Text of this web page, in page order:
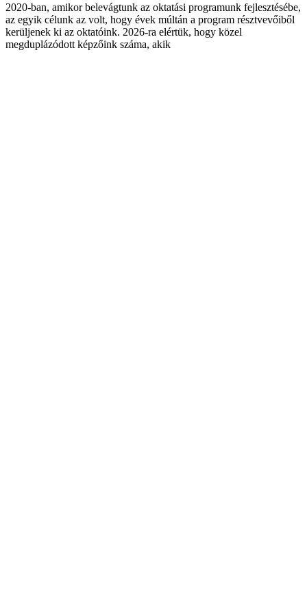
2020-ban, amikor belevágtunk az oktatási programunk fejlesztésébe,
az egyik célunk az volt, hogy évek múltán a program résztvevőiből
kerüljenek ki az oktatóink. 2026-ra elértük, hogy közel
megduplázódott képzőink száma, akik